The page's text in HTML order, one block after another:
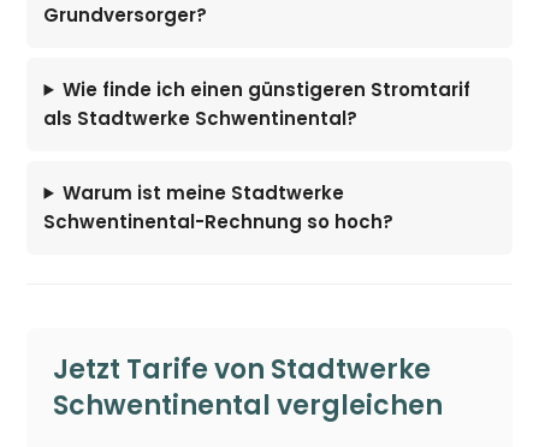
Grundversorger?
Wie finde ich einen günstigeren Stromtarif
als Stadtwerke Schwentinental?
Warum ist meine Stadtwerke
Schwentinental-Rechnung so hoch?
Jetzt Tarife von Stadtwerke
Schwentinental vergleichen